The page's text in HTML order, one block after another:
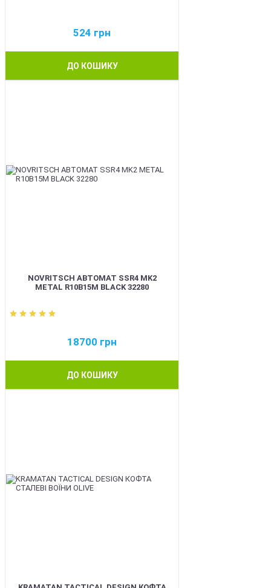
524 грн
ДО КОШИКУ
NOVRITSCH АВТОМАТ SSR4 MK2
METAL R10B15M BLACK 32280
18700 грн
ДО КОШИКУ